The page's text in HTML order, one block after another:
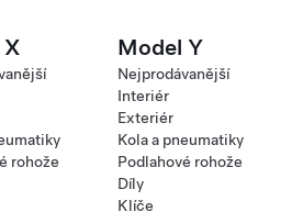
rohože
Model Y
Nejprodávanější
Interiér
Exteriér
Kola a pneumatiky
Podlahové rohože
Díly
Klíče